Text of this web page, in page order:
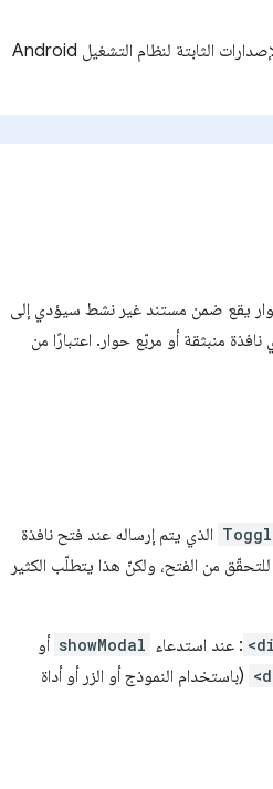
ما لم يُذكر خلاف ذلك، تنطبق التغييرات التالية على الإصدار 132 من Chrome الثابت في قناة الإصدارات الثابتة لنظام التشغيل Android
يقع ضمن مستند غير نشط سيؤدي إلى
منبثقة أو مربّع حوار. اعتبارًا من
الذي يتم إرساله عند فتح نافذة
من الفتح، ولكنّ هذا يتطلّب الكثير
: عند استدعاء showModal أو
(باستخدام النموذج أو الزر أو أداة